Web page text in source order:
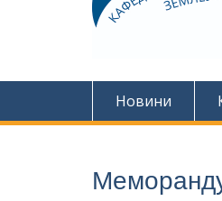
Новини